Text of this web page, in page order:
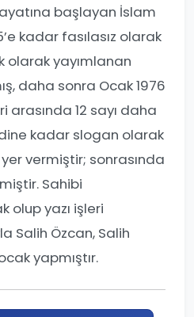
başlayan İslam
kadar fasılasız olarak
olarak yayımlanan
daha sonra Ocak 1976
arasında 12 sayı daha
kadar slogan olarak
vermiştir; sonrasında
Sahibi
olup yazı işleri
Salih Özcan, Salih
yapmıştır.